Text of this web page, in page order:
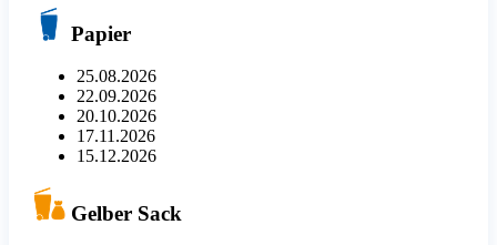
Papier
25.08.2026
22.09.2026
20.10.2026
17.11.2026
15.12.2026
Gelber Sack